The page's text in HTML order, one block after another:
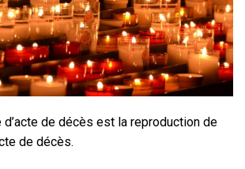
d’acte de décès est la reproduction de
de décès.